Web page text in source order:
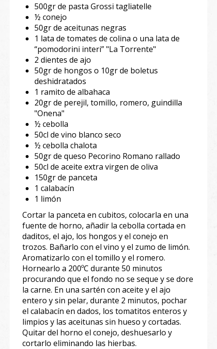
500gr de pasta Grossi tagliatelle
½ conejo
50gr de aceitunas negras
1 lata de tomates de colina o una lata de
“pomodorini interi” "La Torrente"
2 dientes de ajo
50gr de hongos o 10gr de boletus
deshidratados
1 ramito de albahaca
20gr de perejil, tomillo, romero, guindilla
"Onena"
½ cebolla
50cl de vino blanco seco
½ cebolla chalota
50gr de queso Pecorino Romano rallado
50cl de aceite extra virgen de oliva
150gr de panceta
1 calabacín
1 limón
Cortar la panceta en cubitos, colocarla en una
fuente de horno, añadir la cebolla cortada en
daditos, el ajo, los hongos y el conejo en
trozos. Bañarlo con el vino y el zumo de limón.
Aromatizarlo con el tomillo y el romero.
Hornearlo a 200ºC durante 50 minutos
procurando que el fondo no se seque y se dore
la carne. En una sartén con aceite y el ajo
entero y sin pelar, durante 2 minutos, pochar
el calabacín en dados, los tomatitos enteros y
limpios y las aceitunas sin hueso y cortadas.
Quitar del horno el conejo, deshuesarlo y
cortarlo eliminando las hierbas.